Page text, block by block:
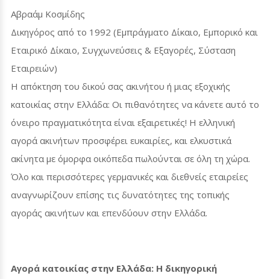
Αβραάμ Κοσμίδης
Δικηγόρος από το 1992 (Εμπράγματο Δίκαιο, Εμπορικό και
Εταιρικό Δίκαιο, Συγχωνεύσεις & Εξαγορές, Σύσταση
Εταιρειών)
Η απόκτηση του δικού σας ακινήτου ή μιας εξοχικής
κατοικίας στην Ελλάδα: Οι πιθανότητες να κάνετε αυτό το
όνειρο πραγματικότητα είναι εξαιρετικές! Η ελληνική
αγορά ακινήτων προσφέρει ευκαιρίες, και ελκυστικά
ακίνητα με όμορφα οικόπεδα πωλούνται σε όλη τη χώρα.
Όλο και περισσότερες γερμανικές και διεθνείς εταιρείες
αναγνωρίζουν επίσης τις δυνατότητες της τοπικής
αγοράς ακινήτων και επενδύουν στην Ελλάδα.
Αγορά κατοικίας στην Ελλάδα: Η δικηγορική